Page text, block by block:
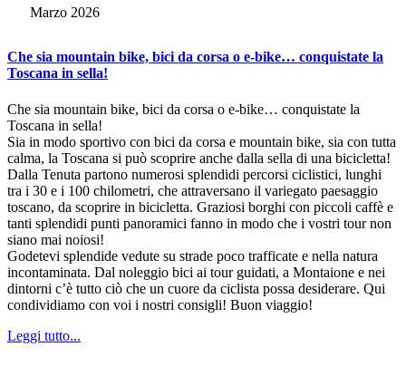
Marzo 2026
Che sia mountain bike, bici da corsa o e-bike… conquistate la
Toscana in sella!
Che sia mountain bike, bici da corsa o e-bike… conquistate la
Toscana in sella!
Sia in modo sportivo con bici da corsa e mountain bike, sia con tutta
calma, la Toscana si può scoprire anche dalla sella di una bicicletta!
Dalla Tenuta partono numerosi splendidi percorsi ciclistici, lunghi
tra i 30 e i 100 chilometri, che attraversano il variegato paesaggio
toscano, da scoprire in bicicletta. Graziosi borghi con piccoli caffè e
tanti splendidi punti panoramici fanno in modo che i vostri tour non
siano mai noiosi!
Godetevi splendide vedute su strade poco trafficate e nella natura
incontaminata. Dal noleggio bici ai tour guidati, a Montaione e nei
dintorni c’è tutto ciò che un cuore da ciclista possa desiderare. Qui
condividiamo con voi i nostri consigli! Buon viaggio!
Leggi tutto...